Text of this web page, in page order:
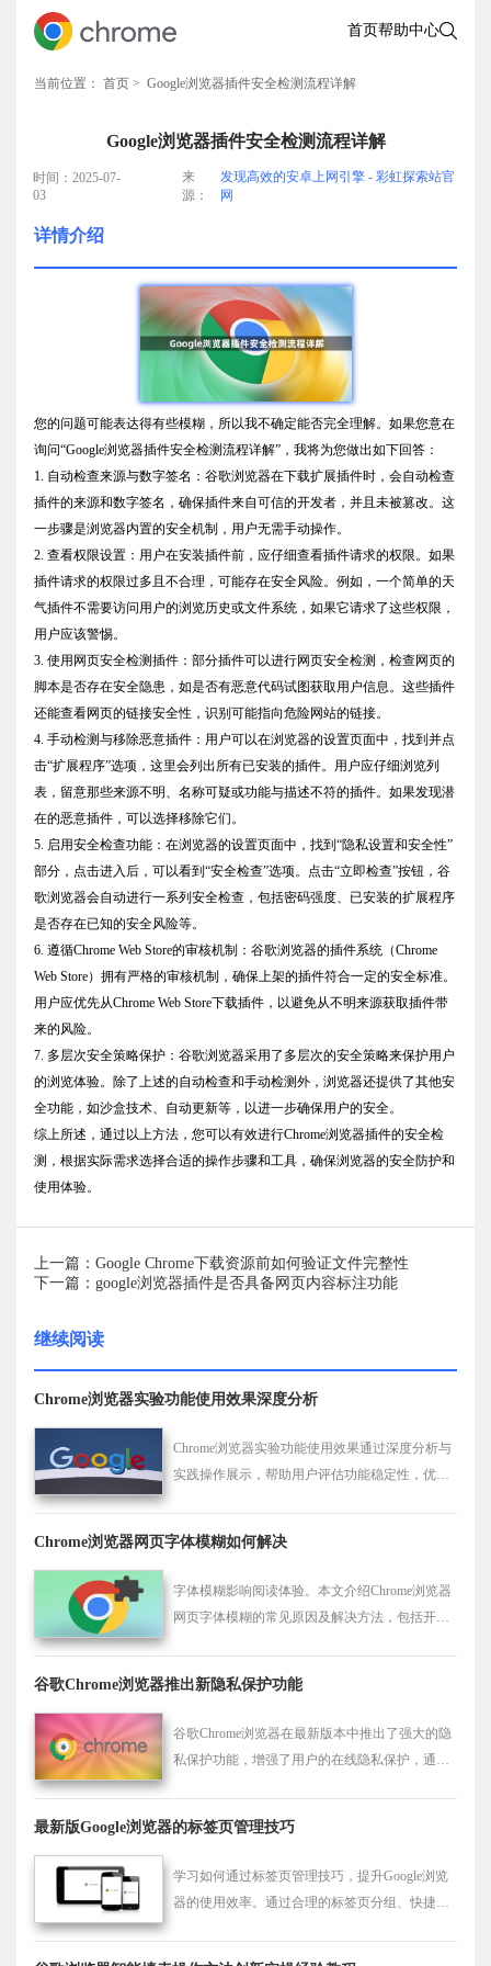
首页帮助中心
当前位置： 首页 > Google浏览器插件安全检测流程详解
Google浏览器插件安全检测流程详解
时间：2025-07-
03
来
源：
发现高效的安卓上网引擎 - 彩虹探索站官
网
详情介绍
您的问题可能表达得有些模糊，所以我不确定能否完全理解。如果您意在
询问“Google浏览器插件安全检测流程详解”，我将为您做出如下回答：
1. 自动检查来源与数字签名：谷歌浏览器在下载扩展插件时，会自动检查
插件的来源和数字签名，确保插件来自可信的开发者，并且未被篡改。这
一步骤是浏览器内置的安全机制，用户无需手动操作。
2. 查看权限设置：用户在安装插件前，应仔细查看插件请求的权限。如果
插件请求的权限过多且不合理，可能存在安全风险。例如，一个简单的天
气插件不需要访问用户的浏览历史或文件系统，如果它请求了这些权限，
用户应该警惕。
3. 使用网页安全检测插件：部分插件可以进行网页安全检测，检查网页的
脚本是否存在安全隐患，如是否有恶意代码试图获取用户信息。这些插件
还能查看网页的链接安全性，识别可能指向危险网站的链接。
4. 手动检测与移除恶意插件：用户可以在浏览器的设置页面中，找到并点
击“扩展程序”选项，这里会列出所有已安装的插件。用户应仔细浏览列
表，留意那些来源不明、名称可疑或功能与描述不符的插件。如果发现潜
在的恶意插件，可以选择移除它们。
5. 启用安全检查功能：在浏览器的设置页面中，找到“隐私设置和安全性”
部分，点击进入后，可以看到“安全检查”选项。点击“立即检查”按钮，谷
歌浏览器会自动进行一系列安全检查，包括密码强度、已安装的扩展程序
是否存在已知的安全风险等。
6. 遵循Chrome Web Store的审核机制：谷歌浏览器的插件系统（Chrome
Web Store）拥有严格的审核机制，确保上架的插件符合一定的安全标准。
用户应优先从Chrome Web Store下载插件，以避免从不明来源获取插件带
来的风险。
7. 多层次安全策略保护：谷歌浏览器采用了多层次的安全策略来保护用户
的浏览体验。除了上述的自动检查和手动检测外，浏览器还提供了其他安
全功能，如沙盒技术、自动更新等，以进一步确保用户的安全。
综上所述，通过以上方法，您可以有效进行Chrome浏览器插件的安全检
测，根据实际需求选择合适的操作步骤和工具，确保浏览器的安全防护和
使用体验。
上一篇：Google Chrome下载资源前如何验证文件完整性
下一篇：google浏览器插件是否具备网页内容标注功能
继续阅读
Chrome浏览器实验功能使用效果深度分析
Chrome浏览器实验功能使用效果通过深度分析与
实践操作展示，帮助用户评估功能稳定性，优化
Chrome浏览器网页字体模糊如何解决
字体模糊影响阅读体验。本文介绍Chrome浏览器
网页字体模糊的常见原因及解决方法，包括开启
谷歌Chrome浏览器推出新隐私保护功能
谷歌Chrome浏览器在最新版本中推出了强大的隐
私保护功能，增强了用户的在线隐私保护，通过
最新版Google浏览器的标签页管理技巧
学习如何通过标签页管理技巧，提升Google浏览
器的使用效率。通过合理的标签页分组、快捷方